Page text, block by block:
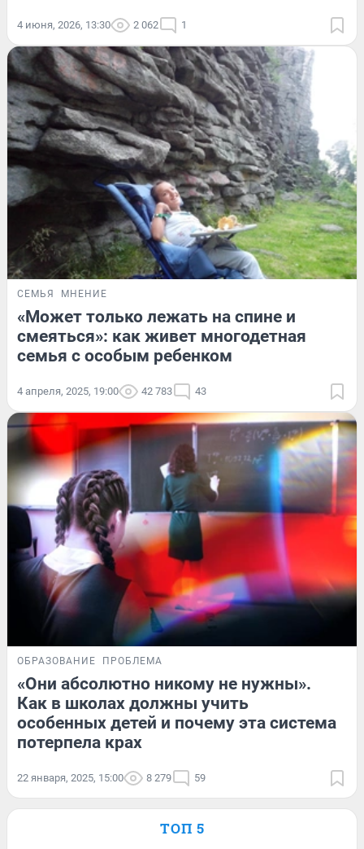
4 июня, 2026, 13:30 2 062 1
СЕМЬЯ МНЕНИЕ
«Может только лежать на спине и
смеяться»: как живет многодетная
семья с особым ребенком
4 апреля, 2025, 19:00 42 783 43
ОБРАЗОВАНИЕ ПРОБЛЕМА
«Они абсолютно никому не нужны».
Как в школах должны учить
особенных детей и почему эта система
потерпела крах
22 января, 2025, 15:00 8 279 59
ТОП 5